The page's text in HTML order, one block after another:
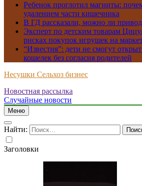
Ребенок проглотил магниты:
удалением части кишечника
В ГД рассказали, можно ли
Эксперт по детским товарам
рисках покупок игрушек на
“Известия”: дети не смогут
кошелек без согласия родителей
Несушки Сельхоз бизнес
Новостная рассылка
Случайные новости
Меню
Найти:
Заголовки